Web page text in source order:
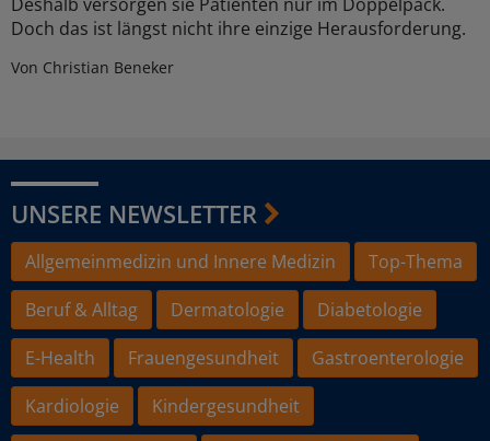
Doch das ist längst nicht ihre einzige Herausforderung.
Von Christian Beneker
UNSERE NEWSLETTER
Allgemeinmedizin und Innere Medizin
Top-Thema
Beruf & Alltag
Dermatologie
Diabetologie
E-Health
Frauengesundheit
Gastroenterologie
Kardiologie
Kindergesundheit